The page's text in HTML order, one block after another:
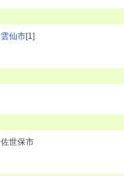
雲仙市[1]
佐世保市